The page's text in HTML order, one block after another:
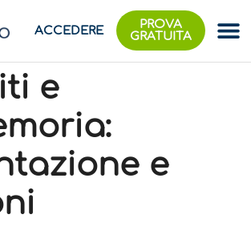
ACCEDERE
PROVA
GRATUITA
e
e